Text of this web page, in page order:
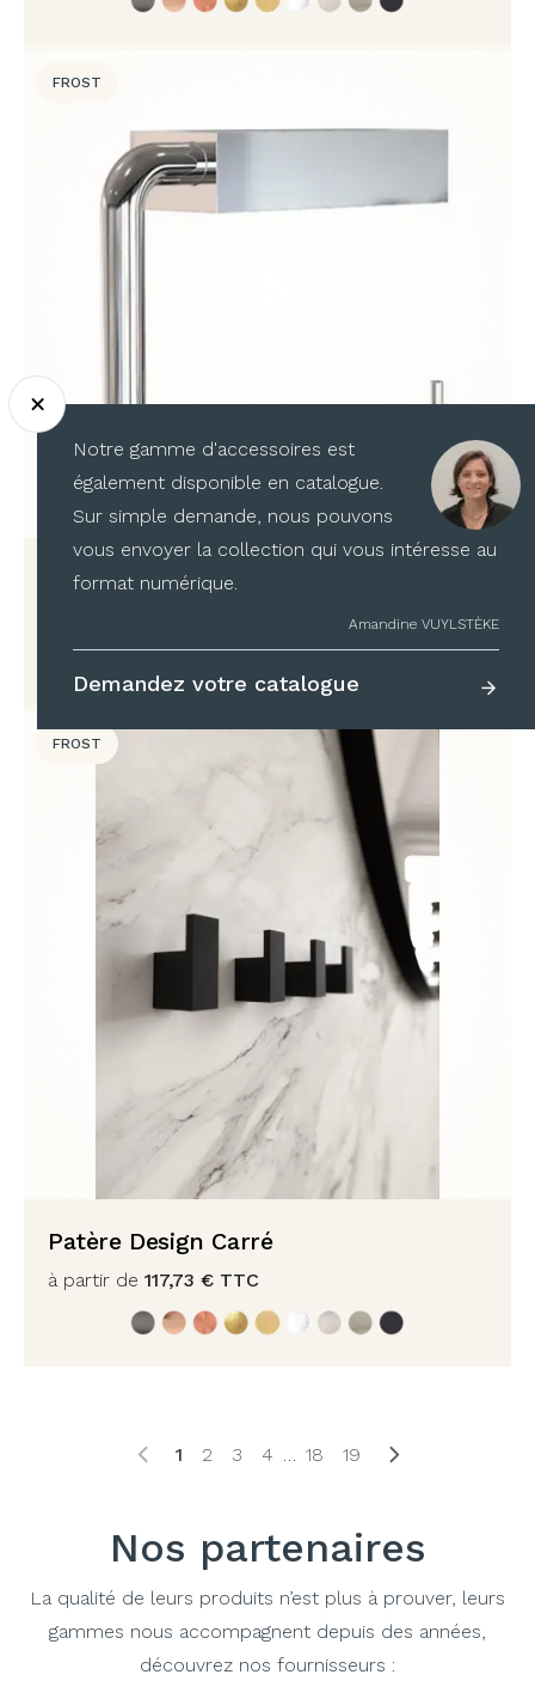
FROST
Support papier toilette n°3
FROST
Patère Design Carré
à partir de 117,73 € TTC
1 2 3 4 … 18 19
Nos partenaires
La qualité de leurs produits n’est plus à prouver, leurs
gammes nous accompagnent depuis des années,
découvrez nos fournisseurs :
Notre gamme d'accessoires est
également disponible en catalogue.
Sur simple demande, nous pouvons
vous envoyer la collection qui vous intéresse au
format numérique.
Amandine VUYLSTÈKE
Demandez votre catalogue